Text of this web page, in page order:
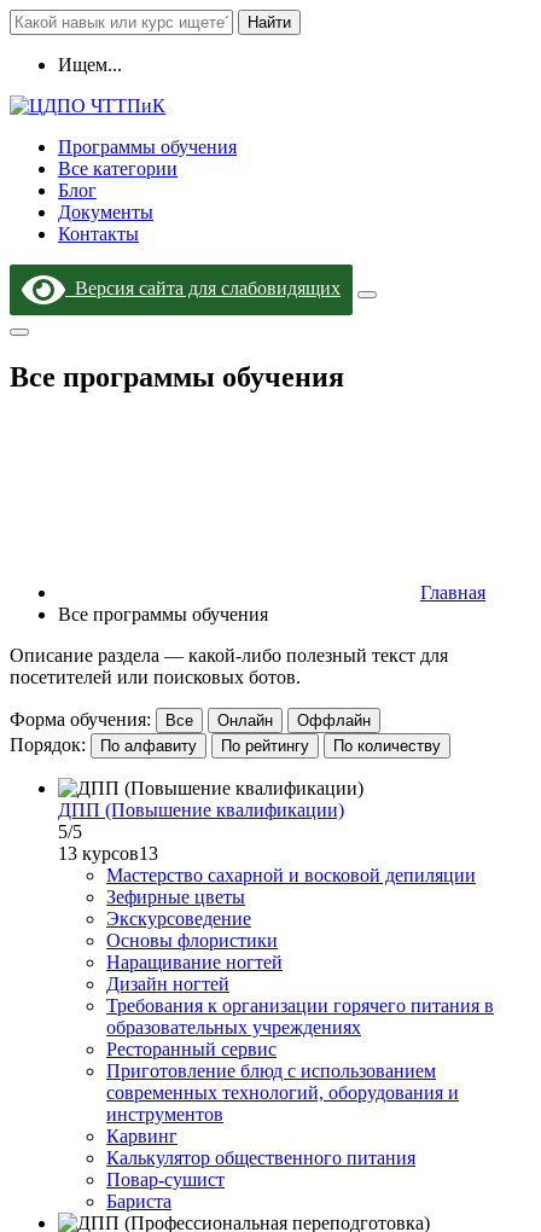
Найти
Ищем...
Программы обучения
Все категории
Блог
Документы
Контакты
Версия сайта для слабовидящих
Все программы обучения
Главная
Все программы обучения
Описание раздела — какой-либо полезный текст для
посетителей или поисковых ботов.
Форма обучения: Все Онлайн Оффлайн
Порядок: По алфавиту По рейтингу По количеству
ДПП (Повышение квалификации)
5/5
13 курсов13
Мастерство сахарной и восковой депиляции
Зефирные цветы
Экскурсоведение
Основы флористики
Наращивание ногтей
Дизайн ногтей
Требования к организации горячего питания в
образовательных учреждениях
Ресторанный сервис
Приготовление блюд с использованием
современных технологий, оборудования и
инструментов
Карвинг
Калькулятор общественного питания
Повар-сушист
Бариста